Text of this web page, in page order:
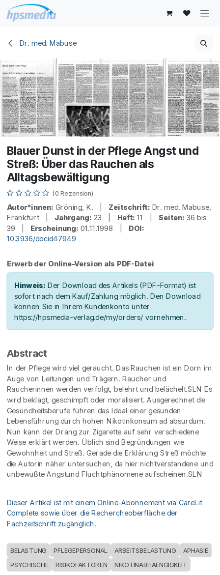
Zum Inhalt springen
Dr. med. Mabuse
Blauer Dunst in der Pflege Angst und
Streß: Über das Rauchen als
Alltagsbewältigung
(0 Rezension)
Autor*innen: Gröning, K. | Zeitschrift: Dr. med. Mabuse,
Frankfurt | Jahrgang: 23 | Heft: 11 |Seiten: 36 bis
39 | Erscheinung: 01.11.1998 | DOI:
10.3936/docid47949
Erwerb der Online-Version als PDF-Datei
Hinweis: Der Download des Artikels (PDF-Format) ist
sofort nach dem Kauf/Zahlung möglich. Den Download
können Sie in Ihrem Kundenkonto unter
https://hpsmedia-verlag.de/my/orders/ vornehmen.
Abstract
In der Pflege wird viel geraucht. Das Rauchen ist ein Dorn im
Auge von Leitungen und Trägern. Raucher und
Raucherinnen werden verfolgt, belehrt und belächelt.SLN Es
wird beklagt, geschimpft oder moralisiert. Ausgerechnet die
Gesundheitsberufe führen das Ideal einer gesunden
Lebensführung durch hohen Nikotinkonsum ad absurdum.
Nun kann der Drang zur Zigarette auf sehr verschiedene
Weise erklärt werden. Üblich sind Begründungen wie
Gewohnheit und Streß. Gerade die Erklärung Streß möchte
die Autorin näher untersuchen, da hier nichtverstandene und
unbewußte Angstund Fluchtphänomene aufscheinen.SLN
Dieser Artikel ist mit einem Online-Abonnement via CareLit
Complete sowie über die Rechercheoberfläche der
Fachzeitschrift zugänglich.
BELASTUNG PFLEGEPERSONAL ARBEITSBELASTUNG APHASIE
PSYCHISCHE RISIKOFAKTOREN NIKOTINABHAENGIGKEIT